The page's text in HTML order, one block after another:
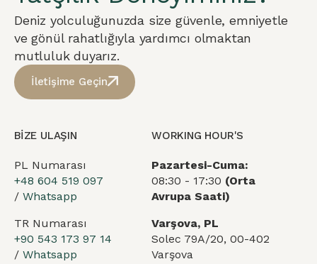
Deniz yolculuğunuzda size güvenle, emniyetle
ve gönül rahatlığıyla yardımcı olmaktan
mutluluk duyarız.
İletişime Geçin
BİZE ULAŞIN
PL Numarası
+48 604 519 097
/ Whatsapp
TR Numarası
+90 543 173 97 14
/ Whatsapp
WORKING HOUR'S
Pazartesi-Cuma:
08:30 - 17:30 (Orta
Avrupa Saati)
Varşova, PL
Solec 79A/20, 00-402
Varşova